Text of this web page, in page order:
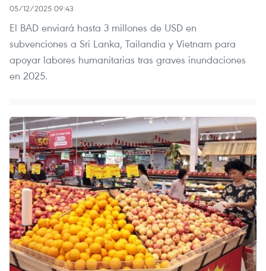
05/12/2025 09:43
El BAD enviará hasta 3 millones de USD en
subvenciones a Sri Lanka, Tailandia y Vietnam para
apoyar labores humanitarias tras graves inundaciones
en 2025.